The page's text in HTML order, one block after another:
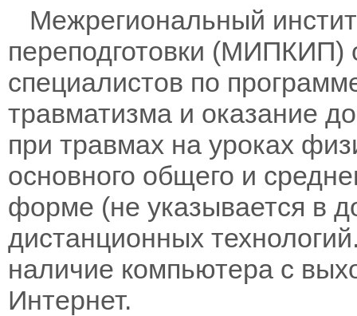
Межрегиональный
переподготовки (МИПКИП)
специалистов по
травматизма и оказание
при травмах на уроках
основного общего и
форме (не указывается в
дистанционных
наличие компьютера с
Интернет.